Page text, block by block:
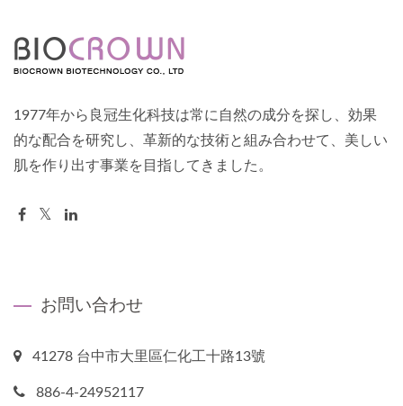
1977年から良冠生化科技は常に自然の成分を探し、効果
的な配合を研究し、革新的な技術と組み合わせて、美しい
肌を作り出す事業を目指してきました。
お問い合わせ
41278 台中市大里區仁化工十路13號
886-4-24952117